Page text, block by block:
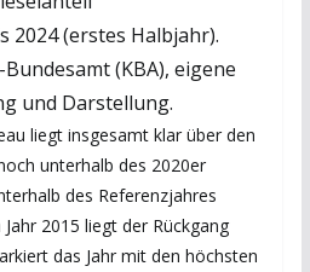
2024 (erstes Halbjahr).
(KBA), eigene
und Darstellung.
liegt insgesamt klar über den
unterhalb des 2020er
des Referenzjahres
2015 liegt der Rückgang
das Jahr mit den höchsten